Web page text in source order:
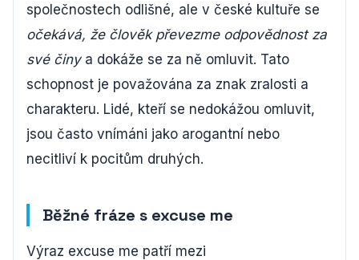
společnostech odlišné, ale v české kultuře se
očekává, že člověk převezme odpovědnost za
své činya dokáže se za ně omluvit. Tato
schopnost je považována za znak zralosti a
charakteru. Lidé, kteří se nedokážou omluvit,
jsou často vnímáni jako arogantní nebo
necitliví k pocitům druhých.
Běžné fráze s excuse me
Výraz excuse me patří mezi